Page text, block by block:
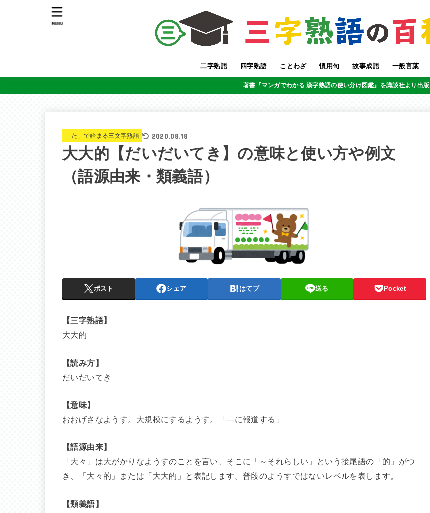
二字熟語 四字熟語 ことわざ 慣用句 故事成語 一般言葉
MENU
著書『マンガでわかる 漢字熟語の使い分け図鑑』を講談社より出版
「た」で始まる三文字熟語 2020.08.18
大大的【だいだいてき】の意味と使い方や例文
（語源由来・類義語）
ポスト シェア はてブ 送る Pocket
【三字熟語】
大大的
【読み方】
だいだいてき
【意味】
おおげさなようす。大規模にするようす。「―に報道する」
【語源由来】
「大々」は大がかりなようすのことを言い、そこに「～それらしい」という接尾語の「的」がつ
き、「大々的」または「大大的」と表記します。普段のようすではないレベルを表します。
【類義語】